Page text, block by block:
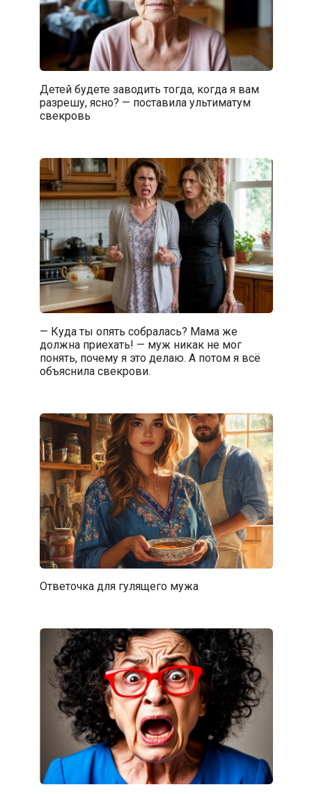
Детей будете заводить тогда, когда я вам
разрешу, ясно? — поставила ультиматум
свекровь
— Куда ты опять собралась? Мама же
должна приехать! — муж никак не мог
понять, почему я это делаю. А потом я всё
объяснила свекрови.
Ответочка для гулящего мужа